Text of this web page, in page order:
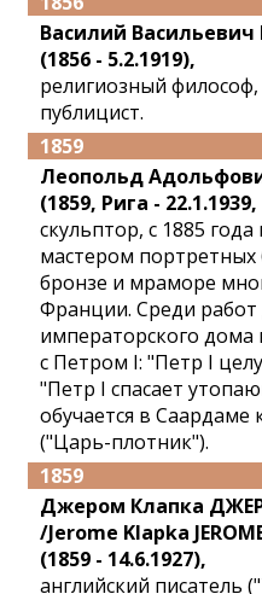
Василий
(1856 - 5.2.1919),
религиозный
публицист.
1859
Леопольд
(1859, Рига -
скульптор, с 1885
мастером
бронзе и мраморе
Франции. Среди работ
императорского
с Петром I: "Петр I
"Петр I спасает
обучается в Саардаме
("Царь-плотник").
1859
Джером Клапка
/Jerome Klapka
(1859 - 14.6.1927),
английский писатель